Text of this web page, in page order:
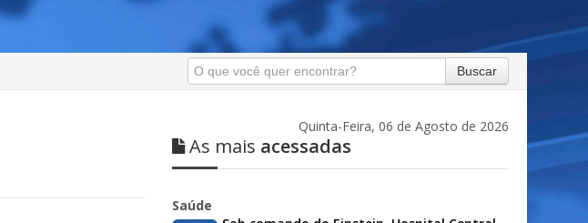
Buscar
Quinta-Feira, 06 de Agosto de 2026
As mais acessadas
Saúde